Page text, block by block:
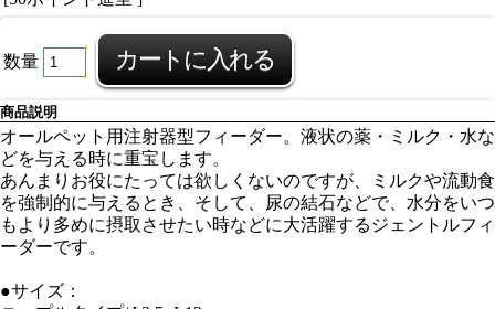
数量
商品説明
オールペット用注射器型フィーダー。液状の薬・ミルク・水な
どを与える時に重宝します。
あんまりお役にたっては欲しくないのですが、ミルクや流動食
を強制的に与えるとき、そして、尿の結石などで、水分をいつ
もより多めに摂取させたい時などに大活躍するジェントルフィ
ーダーです。
●サイズ：